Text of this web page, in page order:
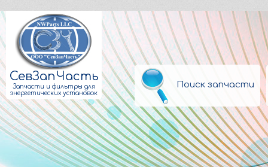
СевЗапЧасть
Запчасти и фильтры для
энергетических установок
Поиск запчасти